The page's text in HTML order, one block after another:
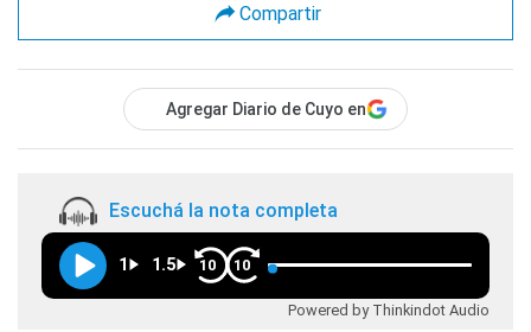
Compartir
Agregar Diario de Cuyo en
Escuchá la nota completa
1 1.5 10 10
Powered by Thinkindot Audio